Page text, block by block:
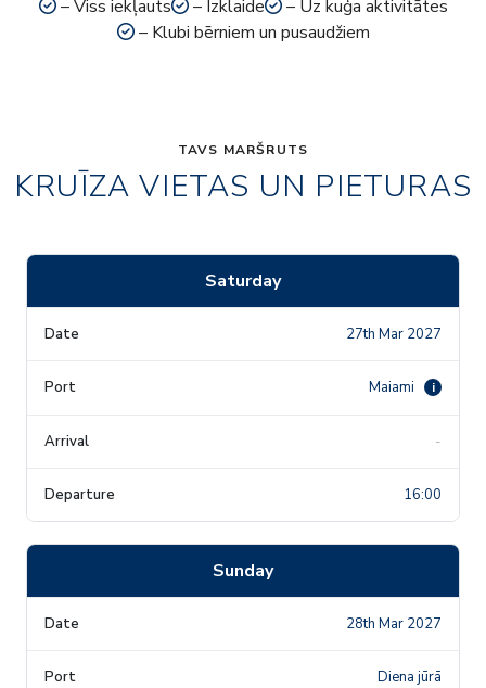
– Viss iekļauts – Izklaide
– Uz kuģa aktivitātes
– Klubi bērniem un pusaudžiem
TAVS MARŠRUTS
KRUĪZA VIETAS UN PIETURAS
Saturday
27th Mar 2027
Maiami i
-
16:00
Sunday
28th Mar 2027
Diena jūrā